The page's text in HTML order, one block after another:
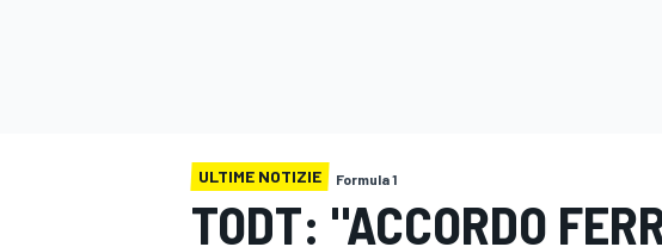
ULTIME NOTIZIE Formula 1
TODT: "ACCORDO